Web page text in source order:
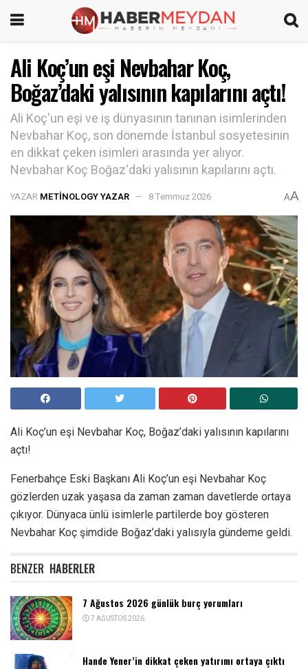
Ali Koç’un eşi Nevbahar Koç,
Boğaz’daki yalısının kapılarını açtı!
Ali Koç'un eşi ve iş dünyasının tanınan isimlerinden
Nevbahar Koç, son dönemde İstanbul sosyetesinin
en dikkat çeken isimleri arasında yer alıyor.
Nevbahar Koç Boğaz'daki yalısının kapılarını açtı.
YAZAR METINOLOGY YAZAR 8 Temmuz 2026 AA
Ali Koç’un eşi Nevbahar Koç, Boğaz’daki yalısının kapılarını
açtı!
Fenerbahçe Eski Başkanı Ali Koç’un eşi Nevbahar Koç
gözlerden uzak yaşasa da zaman zaman davetlerde ortaya
çıkıyor. Dünyaca ünlü isimlerle partilerde boy gösteren
Nevbahar Koç şimdide Boğaz’daki yalısıyla gündeme geldi.
BENZER HABERLER
7 Ağustos 2026 günlük burç yorumları
7 AĞUSTOS 2026
Hande Yener’in dikkat çeken yatırımı ortaya çıktı